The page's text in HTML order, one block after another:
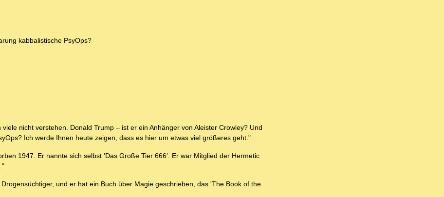
kabbalistische PsyOps?
nicht verstehen. Donald Trump – ist er ein Anhänger von Aleister Crowley? Und
Ich werde Ihnen heute zeigen, dass es hier um etwas viel größeres geht."
1947. Er nannte sich selbst 'Das Große Tier 666'. Er war Mitglied der Hermetic
und er hat ein Buch über Magie geschrieben, das 'The Book of the